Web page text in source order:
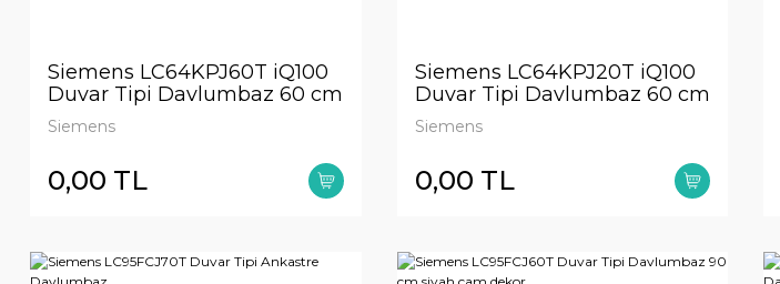
Siemens LC64KPJ60T iQ100
Duvar Tipi Davlumbaz 60 cm
Siyah Cam
Siemens
0,00 TL
Siemens LC64KPJ20T iQ100
Duvar Tipi Davlumbaz 60 cm
Beyaz Cam Yüzey
Siemens
0,00 TL